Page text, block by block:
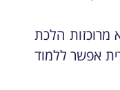
מרוכזות הלכת
אפשר ללמוד